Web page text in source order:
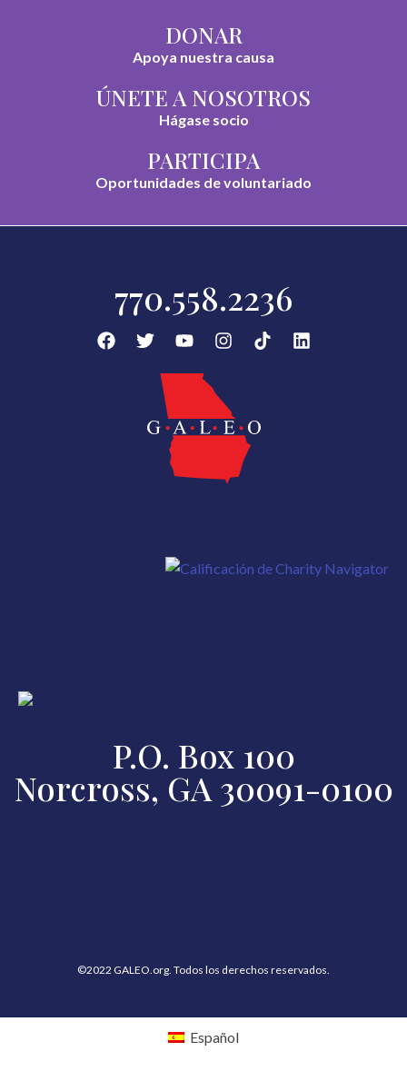
DONAR
Apoya nuestra causa
ÚNETE A NOSOTROS
Hágase socio
PARTICIPA
Oportunidades de voluntariado
770.558.2236
P.O. Box 100
Norcross, GA 30091-0100
©2022 GALEO.org. Todos los derechos reservados.
Español